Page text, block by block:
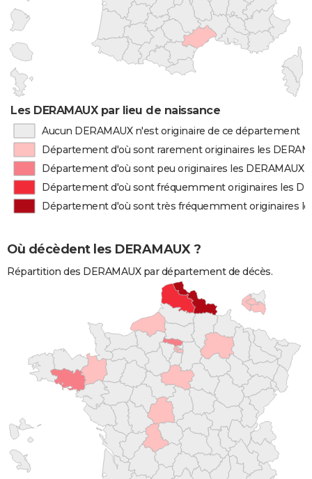
Les DERAMAUX par lieu de naissance
Aucun DERAMAUX n'est originaire de ce département
Département d'où sont rarement originaires les
Département d'où sont peu originaires les DERAMAUX
Département d'où sont fréquemment originaires les
Département d'où sont très fréquemment originaires
Où décèdent les DERAMAUX ?
Répartition des DERAMAUX par département de décès.